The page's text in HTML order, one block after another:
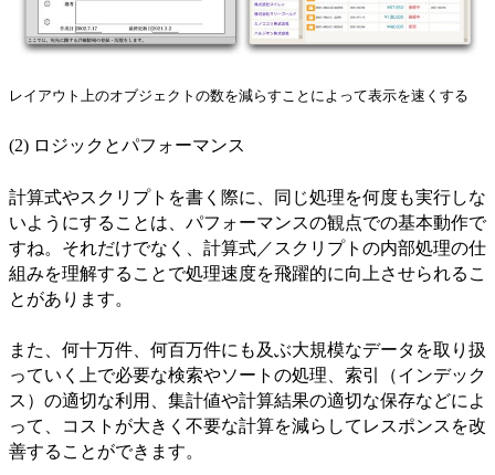
レイアウト上のオブジェクトの数を減らすことによって表示を速くする
(2) ロジックとパフォーマンス
計算式やスクリプトを書く際に、同じ処理を何度も実行しな
いようにすることは、パフォーマンスの観点での基本動作で
すね。それだけでなく、計算式／スクリプトの内部処理の仕
組みを理解することで処理速度を飛躍的に向上させられるこ
とがあります。
また、何十万件、何百万件にも及ぶ大規模なデータを取り扱
っていく上で必要な検索やソートの処理、索引（インデック
ス）の適切な利用、集計値や計算結果の適切な保存などによ
って、コストが大きく不要な計算を減らしてレスポンスを改
善することができます。